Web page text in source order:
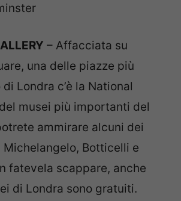
– Affacciata su
una delle piazze più
Londra c’è la National
musei più importanti del
ammirare alcuni dei
Botticelli e
fatevela scappare, anche
di Londra sono gratuiti.